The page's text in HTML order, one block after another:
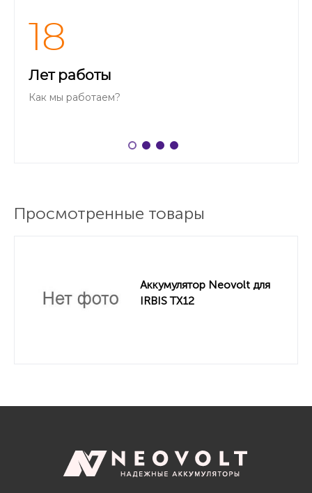
18
Лет работы
Как мы работаем?
Просмотренные товары
Аккумулятор Neovolt для
IRBIS TX12